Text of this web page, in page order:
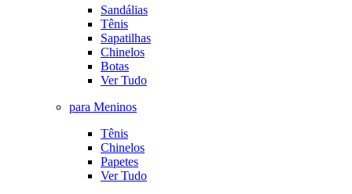
Sandálias
Tênis
Sapatilhas
Chinelos
Botas
Ver Tudo
para Meninos
Tênis
Chinelos
Papetes
Ver Tudo